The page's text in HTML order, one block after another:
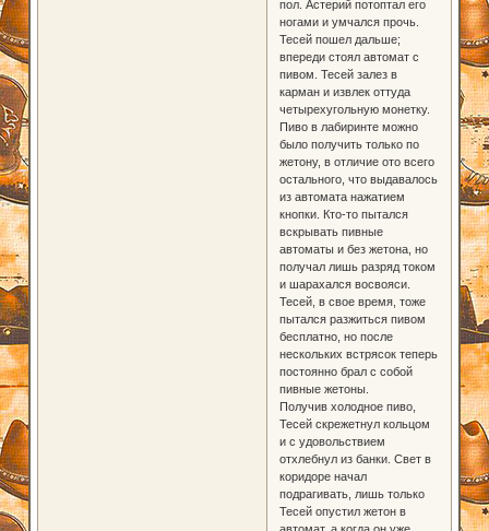
пол. Астерий потоптал его
ногами и умчался прочь.
Тесей пошел дальше;
впереди стоял автомат с
пивом. Тесей залез в
карман и извлек оттуда
четырехугольную монетку.
Пиво в лабиринте можно
было получить только по
жетону, в отличие ото всего
остального, что выдавалось
из автомата нажатием
кнопки. Кто-то пытался
вскрывать пивные
автоматы и без жетона, но
получал лишь разряд током
и шарахался восвояси.
Тесей, в свое время, тоже
пытался разжиться пивом
бесплатно, но после
нескольких встрясок теперь
постоянно брал с собой
пивные жетоны.
Получив холодное пиво,
Тесей скрежетнул кольцом
и с удовольствием
отхлебнул из банки. Свет в
коридоре начал
подрагивать, лишь только
Тесей опустил жетон в
автомат, а когда он уже